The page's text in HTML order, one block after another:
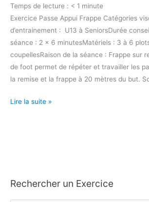
Temps de lecture : < 1 minute
Exercice Passe Appui Frappe Catégories
d’entrainement : U13 à SeniorsDurée
séance : 2 x 6 minutesMatériels : 3 à 6
coupellesRaison de la séance : Frappe sur
de foot permet de répéter et travailler les
la remise et la frappe à 20 mètres du but.
Lire la suite »
Rechercher un Exercice